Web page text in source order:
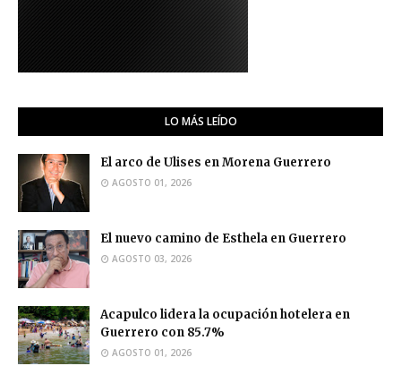
LO MÁS LEÍDO
El arco de Ulises en Morena Guerrero
AGOSTO 01, 2026
El nuevo camino de Esthela en Guerrero
AGOSTO 03, 2026
Acapulco lidera la ocupación hotelera en
Guerrero con 85.7%
AGOSTO 01, 2026